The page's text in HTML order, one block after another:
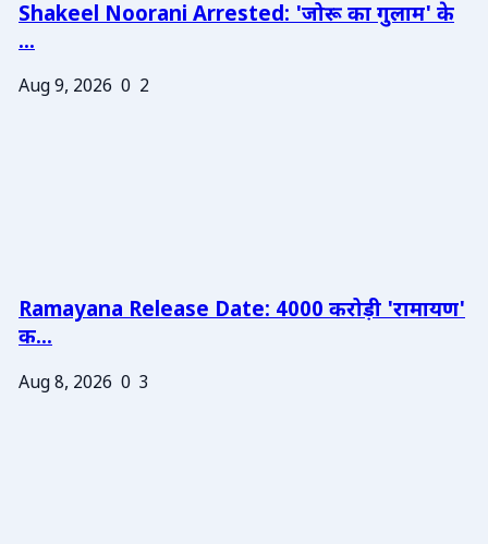
Shakeel Noorani Arrested: 'जोरू का गुलाम' के
...
Aug 9, 2026 0 2
Ramayana Release Date: 4000 करोड़ी 'रामायण'
क...
Aug 8, 2026 0 3